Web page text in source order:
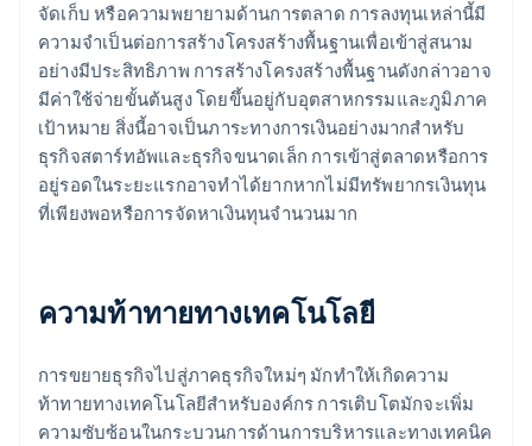
จัดเก็บ หรือความพยายามด้านการตลาด การลงทุนเหล่านี้มี
ความจําเป็นต่อการสร้างโครงสร้างพื้นฐานเพื่อเข้าสู่สนาม
อย่างมีประสิทธิภาพ การสร้างโครงสร้างพื้นฐานดังกล่าวอาจ
มีค่าใช้จ่ายขั้นต้นสูง โดยขึ้นอยู่กับอุตสาหกรรมและภูมิภาค
เป้าหมาย สิ่งนี้อาจเป็นภาระทางการเงินอย่างมากสําหรับ
ธุรกิจสตาร์ทอัพและธุรกิจขนาดเล็ก การเข้าสู่ตลาดหรือการ
อยู่รอดในระยะแรกอาจทําได้ยากหากไม่มีทรัพยากรเงินทุน
ที่เพียงพอหรือการจัดหาเงินทุนจํานวนมาก
ความท้าทายทางเทคโนโลยี
การขยายธุรกิจไปสู่ภาคธุรกิจใหม่ๆ มักทําให้เกิดความ
ท้าทายทางเทคโนโลยีสําหรับองค์กร การเติบโตมักจะเพิ่ม
ความซับซ้อนในกระบวนการด้านการบริหารและทางเทคนิค